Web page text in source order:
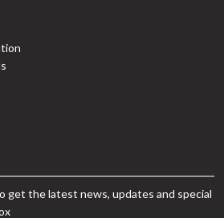
get the latest news, updates and special